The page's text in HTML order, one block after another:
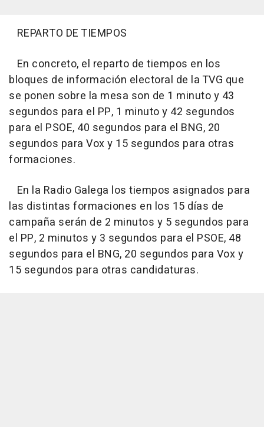
REPARTO DE TIEMPOS
En concreto, el reparto de tiempos en los
bloques de información electoral de la TVG que
se ponen sobre la mesa son de 1 minuto y 43
segundos para el PP, 1 minuto y 42 segundos
para el PSOE, 40 segundos para el BNG, 20
segundos para Vox y 15 segundos para otras
formaciones.
En la Radio Galega los tiempos asignados para
las distintas formaciones en los 15 días de
campaña serán de 2 minutos y 5 segundos para
el PP, 2 minutos y 3 segundos para el PSOE, 48
segundos para el BNG, 20 segundos para Vox y
15 segundos para otras candidaturas.